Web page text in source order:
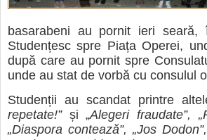
basarabeni au pornit ieri
Studențesc spre Piața Operei,
după care au pornit spre
unde au stat de vorbă cu consulul
Studenții au scandat printre
repetate!”și „Alegeri fraudate”,
„Diaspora contează”, „Jos